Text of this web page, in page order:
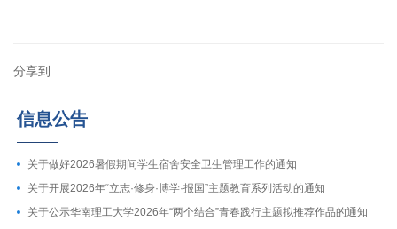
分享到
信息公告
关于做好2026暑假期间学生宿舍安全卫生管理工作的通知
关于开展2026年“立志·修身·博学·报国”主题教育系列活动的通知
关于公示华南理工大学2026年“两个结合”青春践行主题拟推荐作品的通知